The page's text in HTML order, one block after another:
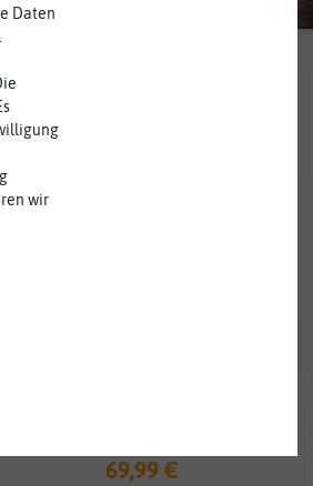
69,99 €
Daten
wir